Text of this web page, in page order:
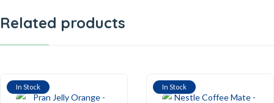
Related products
In Stock In Stock